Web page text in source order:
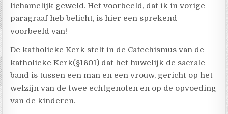
lichamelijk geweld. Het voorbeeld, dat ik in vorige
paragraaf heb belicht, is hier een sprekend
voorbeeld van!
De katholieke Kerk stelt in de Catechismus van de
katholieke Kerk(§1601) dat het huwelijk de sacrale
band is tussen een man en een vrouw, gericht op het
welzijn van de twee echtgenoten en op de opvoeding
van de kinderen.